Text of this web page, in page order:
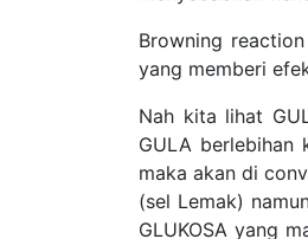
Browning
yang memberi
Nah kita lihat
GULA berlebihan
maka akan di
(sel Lemak)
GLUKOSA yang